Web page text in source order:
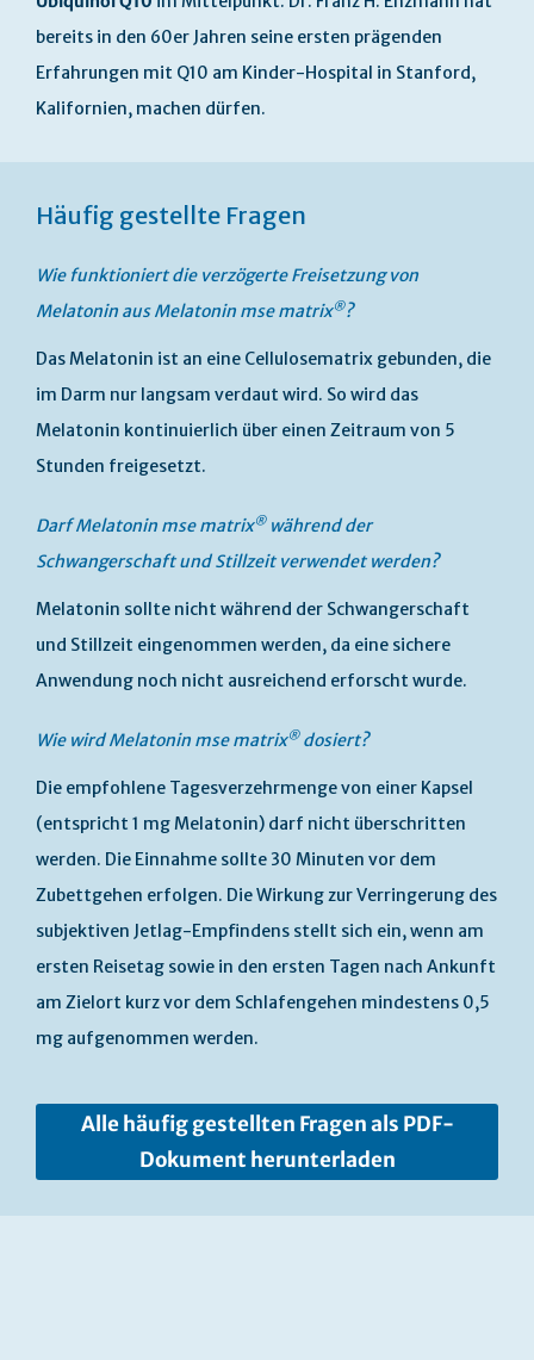
bereits in den 60er Jahren seine ersten prägenden
Erfahrungen mit Q10 am Kinder-Hospital in Stanford,
Kalifornien, machen dürfen.
Häufig gestellte Fragen
Wie funktioniert die verzögerte Freisetzung von
Melatonin aus Melatonin msematrix®?
Das Melatonin ist an eine Cellulosematrix gebunden, die
im Darm nur langsam verdaut wird. So wird das
Melatonin kontinuierlich über einen Zeitraum von 5
Stunden freigesetzt.
Darf Melatonin msematrix®während der
Schwangerschaft und Stillzeit verwendet werden?
Melatonin sollte nicht während der Schwangerschaft
und Stillzeit eingenommen werden, da eine sichere
Anwendung noch nicht ausreichend erforscht wurde.
Wie wird Melatonin msematrix®dosiert?
Die empfohlene Tagesverzehrmenge von einer Kapsel
(entspricht 1 mg Melatonin) darf nicht überschritten
werden. Die Einnahme sollte 30 Minuten vor dem
Zubettgehen erfolgen. Die Wirkung zur Verringerung des
subjektiven Jetlag-Empfindens stellt sich ein, wenn am
ersten Reisetag sowie in den ersten Tagen nach Ankunft
am Zielort kurz vor dem Schlafengehen mindestens 0,5
mg aufgenommen werden.
Alle häufig gestellten Fragen als PDF-
Dokument herunterladen